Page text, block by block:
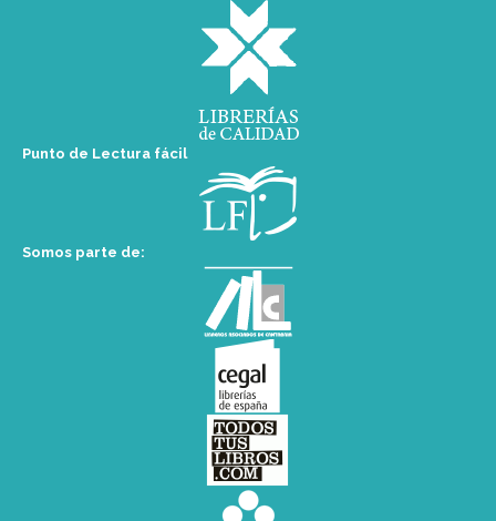
Punto de Lectura fácil
Somos parte de: